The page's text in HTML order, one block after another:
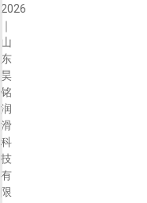
2026
｜
山
东
昊
铭
润
滑
科
技
有
限